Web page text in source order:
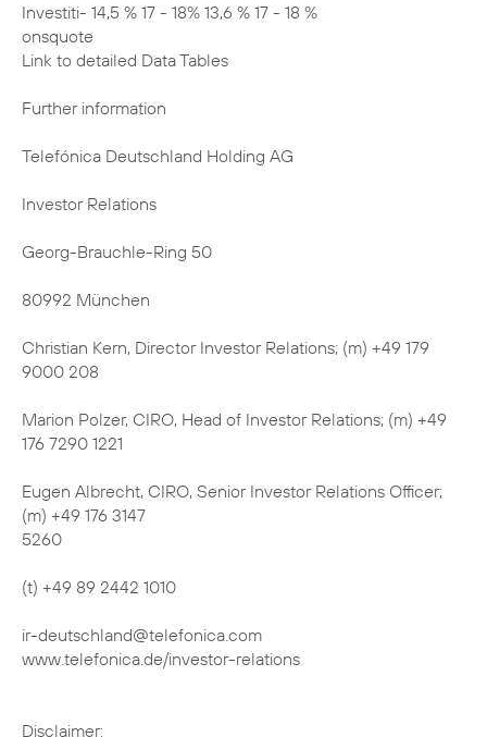
Investiti- 14,5 % 17 - 18% 13,6 % 17 - 18 %
onsquote
Link to detailed Data Tables
Further information
Telefónica Deutschland Holding AG
Investor Relations
Georg-Brauchle-Ring 50
80992 München
Christian Kern, Director Investor Relations; (m) +49 179
9000 208
Marion Polzer, CIRO, Head of Investor Relations; (m) +49
176 7290 1221
Eugen Albrecht, CIRO, Senior Investor Relations Officer;
(m) +49 176 3147
5260
(t) +49 89 2442 1010
ir-deutschland@telefonica.com
www.telefonica.de/investor-relations
Disclaimer: